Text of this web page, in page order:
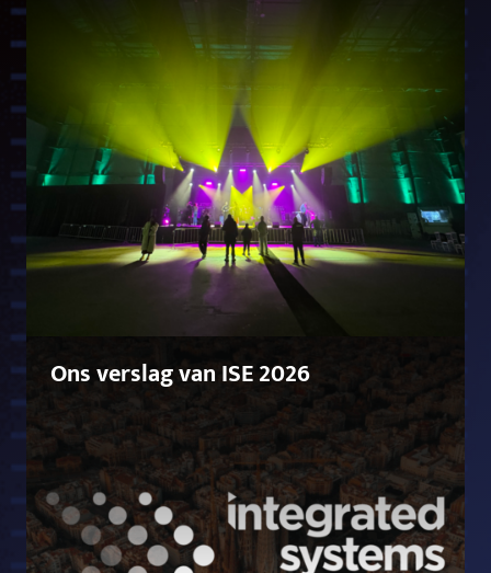
Ons verslag van ISE 2026